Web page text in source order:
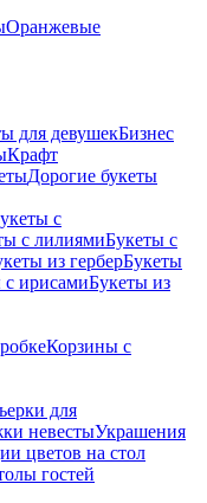
Оранжевые
для девушекБизнес
Крафт
Дорогие букеты
с
с лилиямиБукеты с
из герберБукеты
с ирисамиБукеты из
Корзины с
для
невестыУкрашения
цветов на стол
гостей